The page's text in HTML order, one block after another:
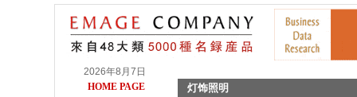
2026年8月7日
HOME PAGE
灯饰照明